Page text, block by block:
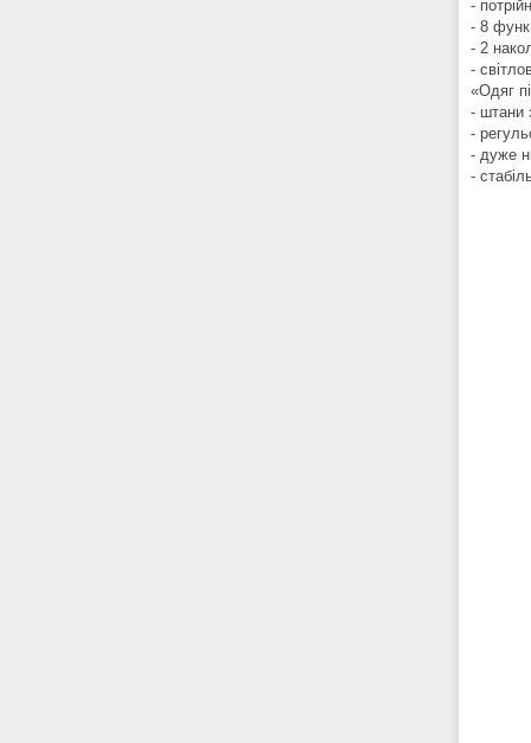
-
- 8
- 2
-
«Одяг
- штани
-
- дуже
-